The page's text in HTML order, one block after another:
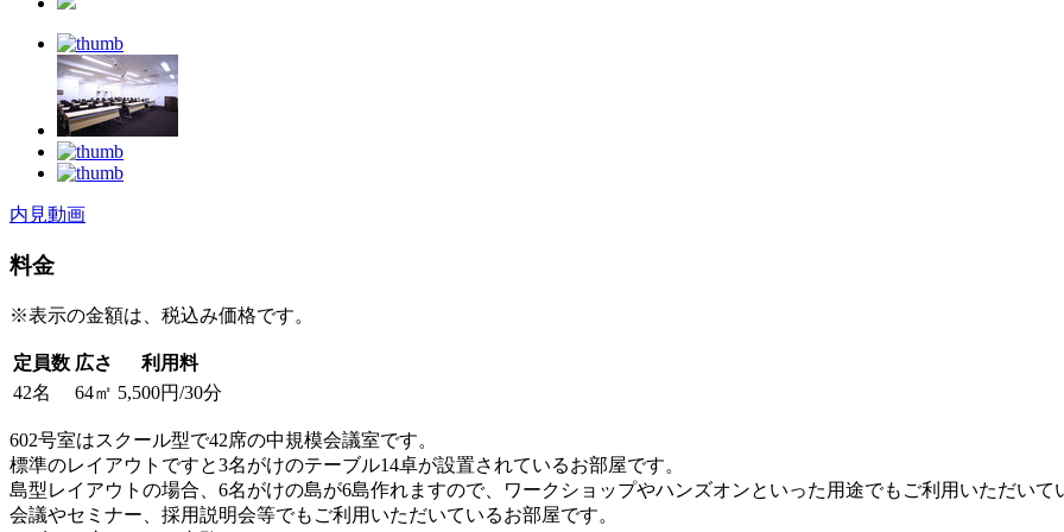
内見動画
料金
※表示の金額は、税込み価格です。
定員数 広さ
利用料
42名
64㎡ 5,500円/30分
602号室はスクール型で42席の中規模会議室です。
標準のレイアウトですと3名がけのテーブル14卓が設置されているお部屋です。
島型レイアウトの場合、6名がけの島が6島作れますので、ワークショップやハンズオンといった用途でもご利用いただいて
会議やセミナー、採用説明会等でもご利用いただいているお部屋です。